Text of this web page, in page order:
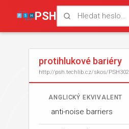
PSH
protihlukové bariéry
http://psh.techlib.cz/skos/PSH302
ANGLICKÝ EKVIVALENT
anti-noise barriers